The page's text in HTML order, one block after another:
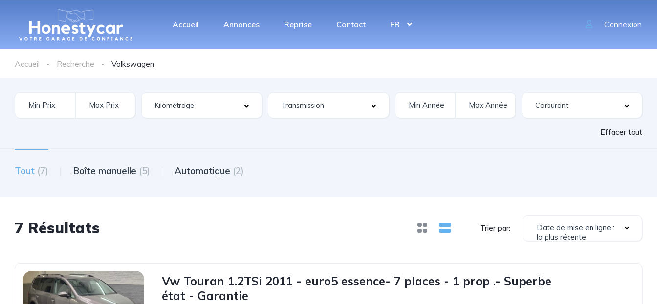
Accueil Annonces Reprise Contact FR Connexion
Accueil Recherche Volkswagen
Effacer tout
Tout (7) Boîte manuelle (5) Automatique (2)
7 Résultats Trier par:
Date de mise en ligne :
la plus récente
Vw Touran 1.2TSi 2011 - euro5 essence- 7 places - 1 prop .- Superbe
état - Garantie